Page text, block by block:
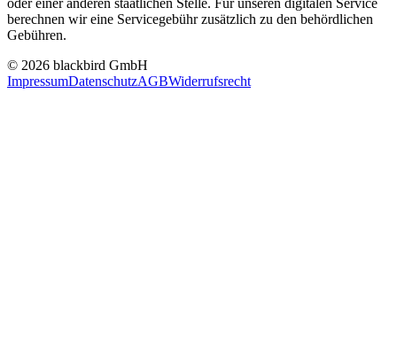
oder einer anderen staatlichen Stelle. Für unseren digitalen Service
berechnen wir eine Servicegebühr zusätzlich zu den behördlichen
Gebühren.
© 2026 blackbird GmbH
ImpressumDatenschutzAGBWiderrufsrecht